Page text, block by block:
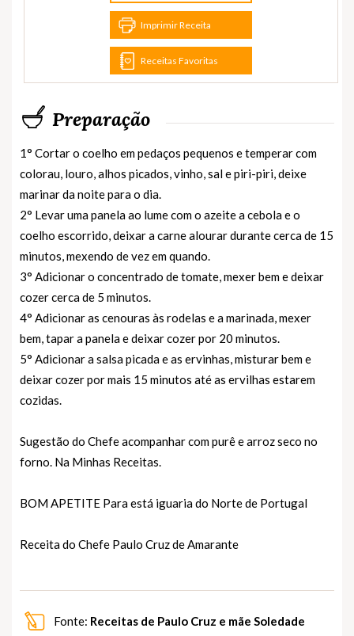
Imprimir Receita
Receitas Favoritas
Preparação
1° Cortar o coelho em pedaços pequenos e temperar com
colorau, louro, alhos picados, vinho, sal e piri-piri, deixe
marinar da noite para o dia.
2° Levar uma panela ao lume com o azeite a cebola e o
coelho escorrido, deixar a carne alourar durante cerca de 15
minutos, mexendo de vez em quando.
3° Adicionar o concentrado de tomate, mexer bem e deixar
cozer cerca de 5 minutos.
4° Adicionar as cenouras às rodelas e a marinada, mexer
bem, tapar a panela e deixar cozer por 20 minutos.
5° Adicionar a salsa picada e as ervinhas, misturar bem e
deixar cozer por mais 15 minutos até as ervilhas estarem
cozidas.
Sugestão do Chefe acompanhar com purê e arroz seco no
forno. Na Minhas Receitas.
BOM APETITE Para está iguaria do Norte de Portugal
Receita do Chefe Paulo Cruz de Amarante
Fonte: Receitas de Paulo Cruz e mãe Soledade